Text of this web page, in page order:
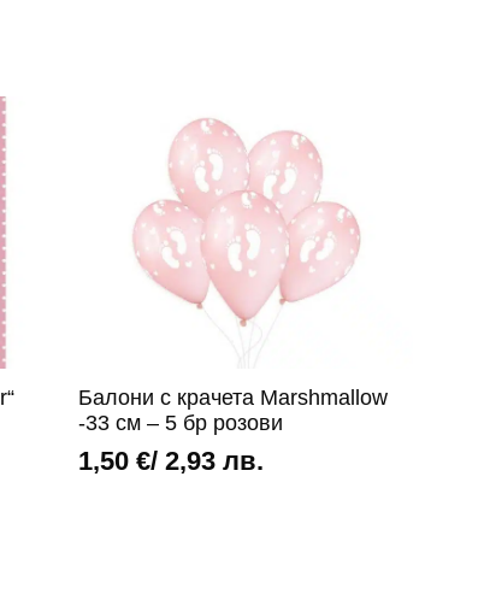
Балони с крачета Marshmallow
-33 см – 5 бр розови
1,50€/ 2,93 лв.